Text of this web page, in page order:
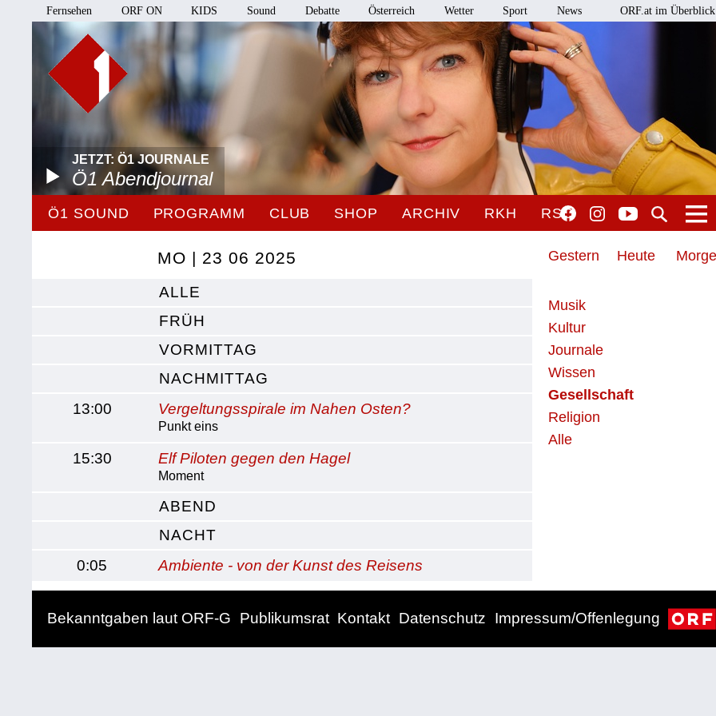
Fernsehen ORF ON KIDS Sound Debatte Österreich Wetter Sport News ORF.at im Überblick
JETZT: Ö1 JOURNALE
Ö1 Abendjournal
Ö1 SOUND PROGRAMM CLUB SHOP ARCHIV RKH RSO
Gestern Heute
Musik
Kultur
Journale
Wissen
Gesellschaft
Religion
Alle
MO | 23 06 2025
ALLE
FRÜH
VORMITTAG
NACHMITTAG
13:00
Vergeltungsspirale im Nahen Osten?
Punkt eins
15:30 Elf Piloten gegen den Hagel
Moment
ABEND
NACHT
0:05
Ambiente - von der Kunst des Reisens
Bekanntgaben laut ORF-G Publikumsrat Kontakt Datenschutz Impressum/Offenlegung